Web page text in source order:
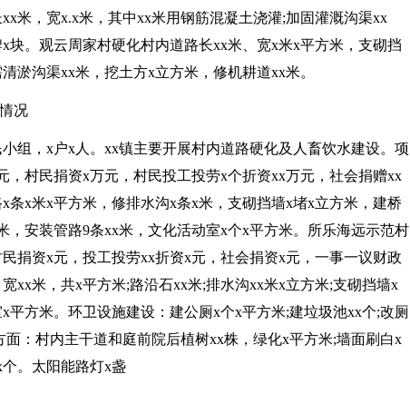
米，宽x.x米，其中xx米用钢筋混凝土浇灌;加固灌溉沟渠xx
块。观云周家村硬化村内道路长xx米、宽x米x平方米，支砌挡
淤沟渠xx米，挖土方x立方米，修机耕道xx米。
况
组，x户x人。xx镇主要开展村内道路硬化及人畜饮水建设。项
，村民捐资x万元，村民投工投劳x个折资xx万元，社会捐赠xx
条x米x平方米，修排水沟x条x米，支砌挡墙x堵x立方米，建桥
，安装管路9条xx米，文化活动室x个x平方米。所乐海远示范村
捐资x元，投工投劳xx折资x元，社会捐资x元，一事一议财政
xx米，共x平方米;路沿石xx米;排水沟xx米x立方米;支砌挡墙x
平方米。环卫设施建设：建公厕x个x平方米;建垃圾池xx个;改厕
：村内主干道和庭前院后植树xx株，绿化x平方米;墙面刷白x
。太阳能路灯x盏